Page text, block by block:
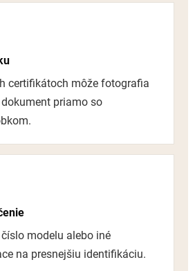
certifikátoch môže fotografia
priamo so
modelu alebo iné
na presnejšiu identifikáciu.